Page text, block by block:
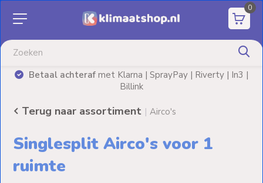
0
Betaal achterafmet Klarna | SprayPay | Riverty | In3 |
Billink
Aanbiedingen
verwarming
Elektrische
Boilers
Terug naar assortiment | Airco's
Singlesplit Airco's voor 1
ruimte